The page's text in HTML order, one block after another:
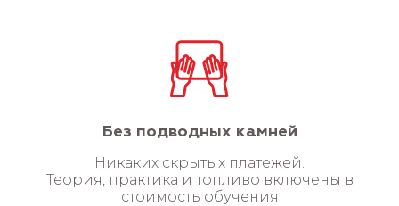
Без подводных камней
Никаких скрытых платежей.
Теория, практика и топливо включены в
стоимость обучения